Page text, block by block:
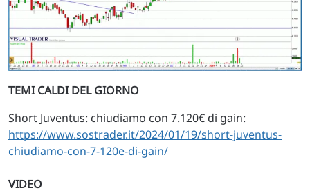
TEMI CALDI DEL GIORNO
Short Juventus: chiudiamo con 7.120€ di gain:
https://www.sostrader.it/2024/01/19/short-juventus-
chiudiamo-con-7-120e-di-gain/
VIDEO